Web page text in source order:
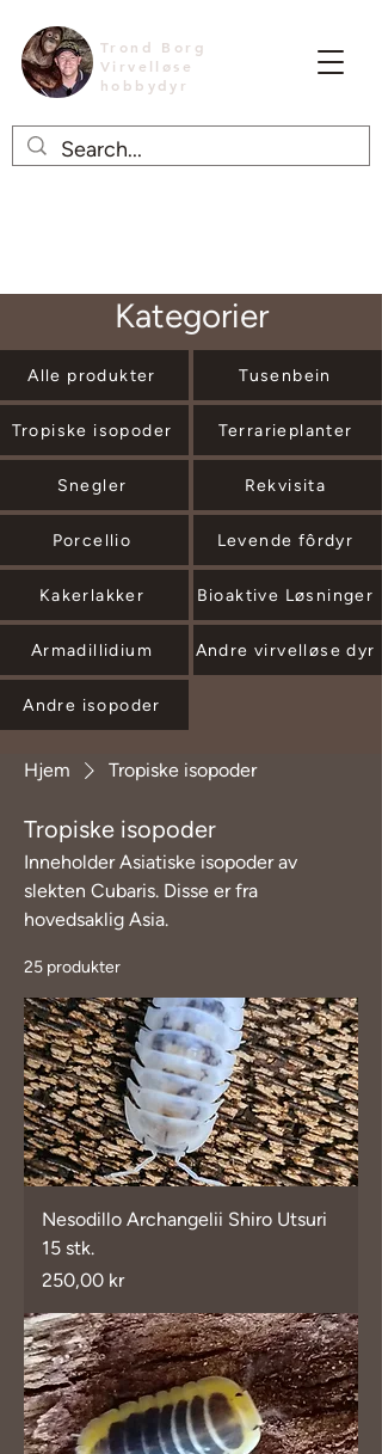
Trond Borg
Virvelløse
hobbydyr
Kategorier
Alle produkter
Tropiske isopoder
Snegler
Porcellio
Kakerlakker
Armadillidium
Andre isopoder
Tusenbein
Terrarieplanter
Rekvisita
Levende fôrdyr
Bioaktive Løsninger
Andre virvelløse dyr
Hjem Tropiske isopoder
Tropiske isopoder
Inneholder Asiatiske isopoder av
slekten Cubaris. Disse er fra
hovedsaklig Asia.
25 produkter
Nesodillo Archangelii Shiro Utsuri
15 stk.
Pris
250,00 kr